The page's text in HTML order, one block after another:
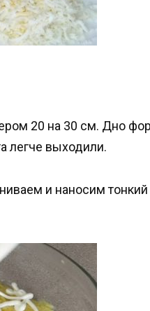
20 на 30 см. Дно
легче выходили.
и наносим